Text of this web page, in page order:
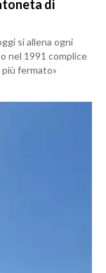
di
si allena ogni
nel 1991 complice
fermato»